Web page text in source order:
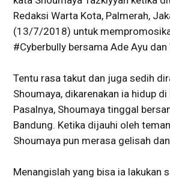
Redaksi Warta Kota, Palmerah,
(13/7/2018) untuk
#Cyberbully bersama Ade Ayu dan
Tentu rasa takut dan juga sedih
Shoumaya, dikarenakan ia hidup
Pasalnya, Shoumaya tinggal
Bandung. Ketika dijauhi oleh
Shoumaya pun merasa gelisah
Menangislah yang bisa ia lakukan